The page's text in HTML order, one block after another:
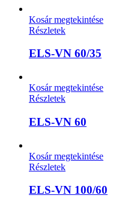
Kosár megtekintése
Részletek
ELS-VN 60/35
Kosár megtekintése
Részletek
ELS-VN 60
Kosár megtekintése
Részletek
ELS-VN 100/60